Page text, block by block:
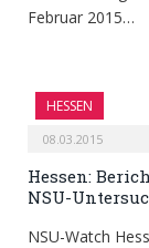
Februar 2015…
HESSEN
08.03.2015
Hessen:
NSU-
NSU-Watch